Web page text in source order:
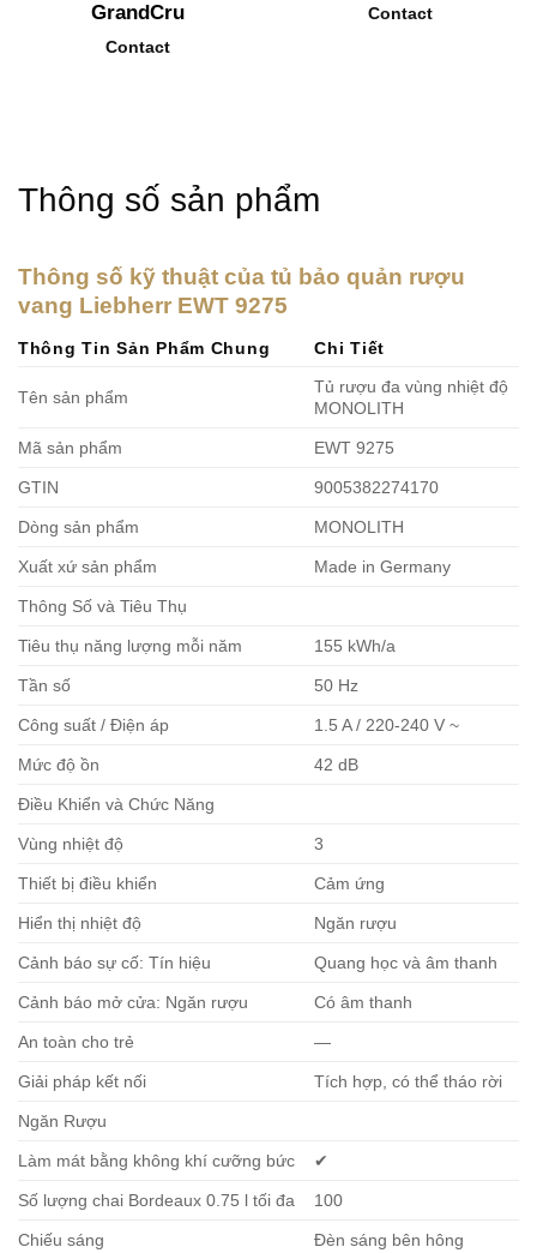
GrandCru
Contact
Contact
Thông số sản phẩm
Thông số kỹ thuật của tủ bảo quản rượu
vang Liebherr EWT 9275
Thông Tin Sản Phẩm Chung Chi Tiết
Tên sản phẩm
Tủ rượu đa vùng nhiệt độ
MONOLITH
Mã sản phẩm EWT 9275
GTIN 9005382274170
Dòng sản phẩm MONOLITH
Xuất xứ sản phẩm Made in Germany
Thông Số và Tiêu Thụ
Tiêu thụ năng lượng mỗi năm 155 kWh/a
Tần số 50 Hz
Công suất / Điện áp 1.5 A / 220-240 V ~
Mức độ ồn 42 dB
Điều Khiển và Chức Năng
Vùng nhiệt độ 3
Thiết bị điều khiển Cảm ứng
Hiển thị nhiệt độ Ngăn rượu
Cảnh báo sự cố: Tín hiệu Quang học và âm thanh
Cảnh báo mở cửa: Ngăn rượu Có âm thanh
An toàn cho trẻ —
Giải pháp kết nối Tích hợp, có thể tháo rời
Ngăn Rượu
Làm mát bằng không khí cưỡng bức ✔
Số lượng chai Bordeaux 0.75 l tối đa 100
Chiếu sáng Đèn sáng bên hông